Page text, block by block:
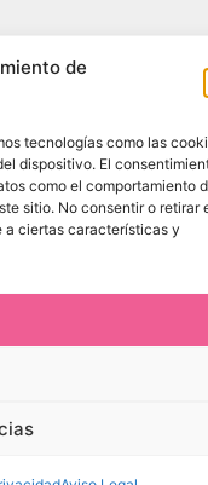
de
tecnologías como las
dispositivo. El
como el comportamiento
sitio. No consentir o retirar
ciertas características y